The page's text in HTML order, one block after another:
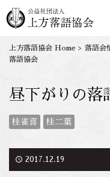
上方落語協会 Home > 落語会
落語協会
昼下がりの落
桂雀喜 桂二葉
access_time 2017.12.19